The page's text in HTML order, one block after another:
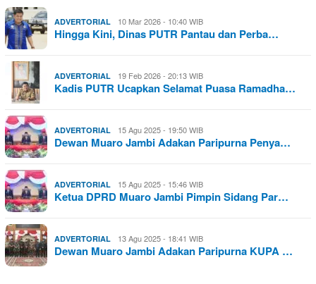
ADVERTORIAL 10 Mar 2026 - 10:40 WIB
Hingga Kini, Dinas PUTR Pantau dan Perba…
ADVERTORIAL 19 Feb 2026 - 20:13 WIB
Kadis PUTR Ucapkan Selamat Puasa Ramadha…
ADVERTORIAL 15 Agu 2025 - 19:50 WIB
Dewan Muaro Jambi Adakan Paripurna Penya…
ADVERTORIAL 15 Agu 2025 - 15:46 WIB
Ketua DPRD Muaro Jambi Pimpin Sidang Par…
ADVERTORIAL 13 Agu 2025 - 18:41 WIB
Dewan Muaro Jambi Adakan Paripurna KUPA …